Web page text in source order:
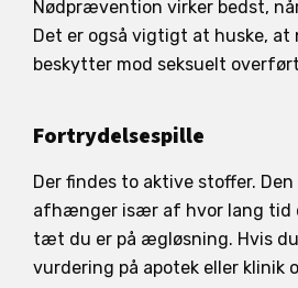
Nødprævention virker bedst,
Det er også vigtigt at huske,
beskytter mod seksuelt
Fortrydelsespille
Der findes to aktive stoffer.
afhænger især af hvor lang tid
tæt du er på ægløsning. Hvis
vurdering på apotek eller klinik